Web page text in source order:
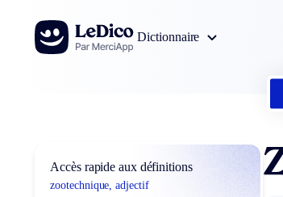
Aller au contenu
Dictionnaire
Accès rapide aux définitions
zootechnique, adjectif